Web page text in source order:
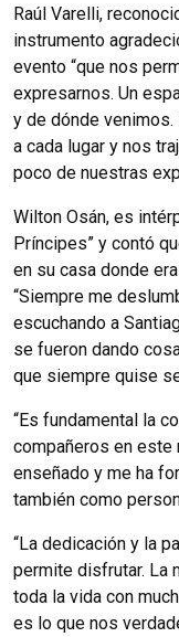
Raúl Varelli,
instrumento
evento “que nos
expresarnos. Un
y de dónde
a cada lugar y nos
poco de nuestras
Wilton Osán, es
Príncipes” y contó
en su casa donde
“Siempre me
escuchando a
se fueron dando
que siempre quise
“Es fundamental la
compañeros en este
enseñado y me ha
también como
“La dedicación y la
permite disfrutar. La
toda la vida con
es lo que nos